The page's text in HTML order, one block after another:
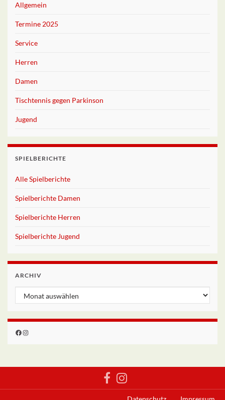
Allgemein
Termine 2025
Service
Herren
Damen
Tischtennis gegen Parkinson
Jugend
SPIELBERICHTE
Alle Spielberichte
Spielberichte Damen
Spielberichte Herren
Spielberichte Jugend
ARCHIV
Archiv
Facebook
Instagram